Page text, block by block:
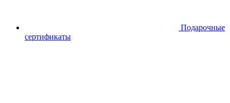
Подарочные
сертификаты